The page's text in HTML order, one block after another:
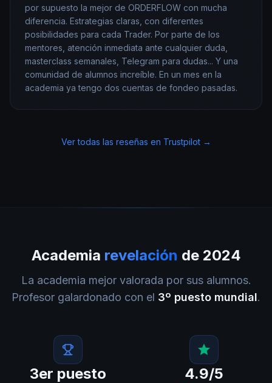
por supuesto la mejor de ORDERFLOW con mucha
diferencia. Estrategias claras, con diferentes
posibilidades para cada Trader. Por parte de los
mentores, atención inmediata ante cualquier duda,
masterclass semanales, Telegram para dudas... Y una
comunidad de alumnos increíble. En un mes en la
academia ya tengo dos cuentas de fondeo pasadas.
Ver todas las reseñas en Trustpilot →
Academia revelación de 2024
La academia mejor valorada por sus alumnos.
Profesor galardonado con el 3º puesto mundial.
3er puesto
4.9/5